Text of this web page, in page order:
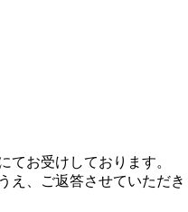
てお受けしております。
え、ご返答させていただき